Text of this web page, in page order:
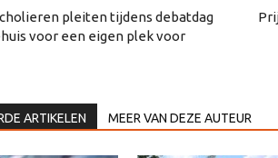
pleiten tijdens debatdag
voor een eigen plek voor
ARTIKELEN MEER VAN DEZE AUTEUR